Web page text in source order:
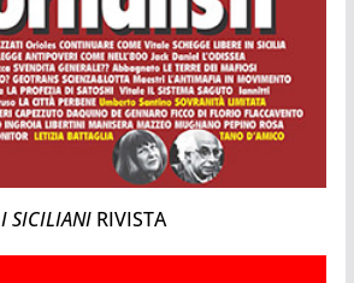
I SICILIANI RIVISTA